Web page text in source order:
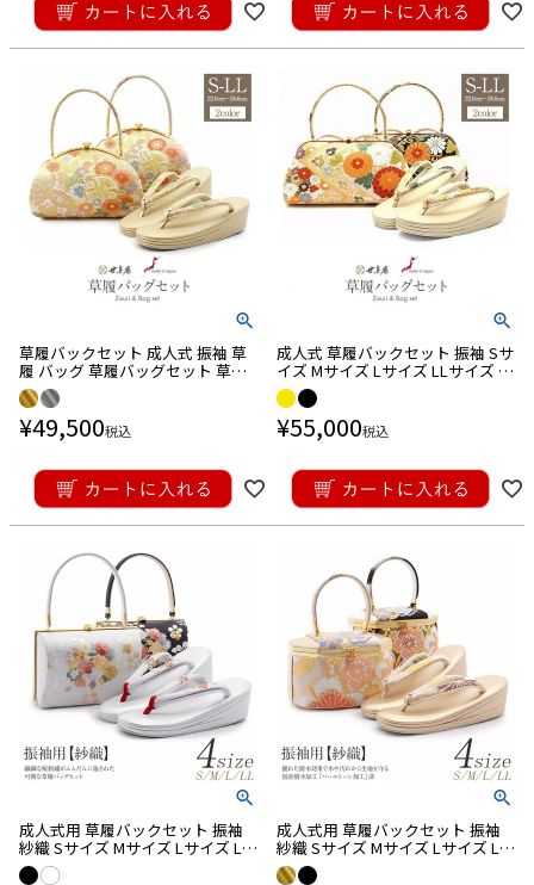
草履バックセット 成人式 振袖 草
履 バッグ 草履バッグセット 草履
セット 世美庵 Sサイズ Mサイズ L
サイズ LLサイズ
¥49,500税込
成人式 草履バックセット 振袖 Sサ
イズ Mサイズ Lサイズ LLサイズ フ
リーサイズ
¥55,000税込
成人式用 草履バックセット 振袖
紗織 Sサイズ Mサイズ Lサイズ LL
サイズ
成人式用 草履バックセット 振袖
紗織 Sサイズ Mサイズ Lサイズ LL
サイズ